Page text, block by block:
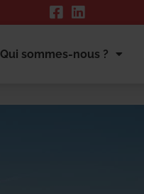
Qui sommes-nous ?